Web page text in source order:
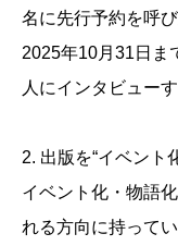
名に先行予約を呼
2025年10月31日ま
人にインタビュー
2. 出版を“イベント
イベント化・物語
れる方向に持ってい